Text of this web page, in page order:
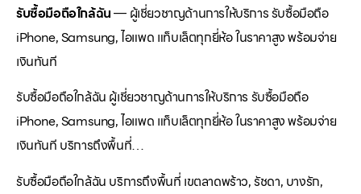
รับซื้อมือถือใกล้ฉัน— ผู้เชี่ยวชาญด้านการให้บริการ รับซื้อมือถือ
iPhone, Samsung, ไอแพด แท็บเล็ตทุกยี่ห้อ ในราคาสูง พร้อมจ่าย
เงินทันที
รับซื้อมือถือใกล้ฉัน ผู้เชี่ยวชาญด้านการให้บริการ รับซื้อมือถือ
iPhone, Samsung, ไอแพด แท็บเล็ตทุกยี่ห้อ ในราคาสูง พร้อมจ่าย
เงินทันที บริการถึงพื้นที่…
รับซื้อมือถือใกล้ฉัน บริการถึงพื้นที่ เขตลาดพร้าว, รัชดา, บางรัก,